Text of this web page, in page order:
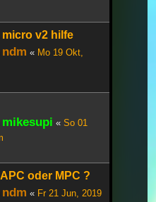
micro v2 hilfe
ndm « Mo 19 Okt,
mikesupi « So 01
oder MPC ?
ndm « Fr 21 Jun, 2019